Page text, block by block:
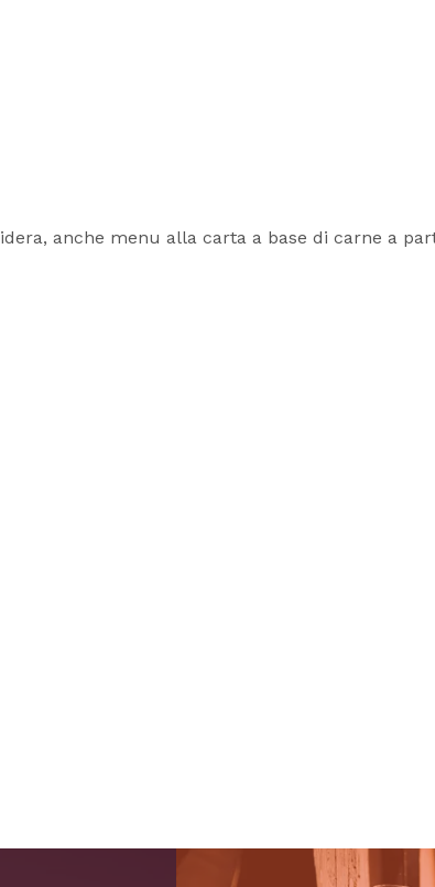
anche menu alla carta a base di carne a